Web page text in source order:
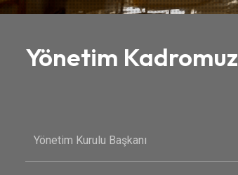
Yönetim Kadromuz
Yönetim Kurulu Başkanı